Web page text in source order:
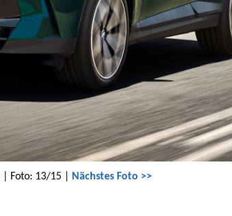
| Foto: 13/15 |
Nächstes Foto >>